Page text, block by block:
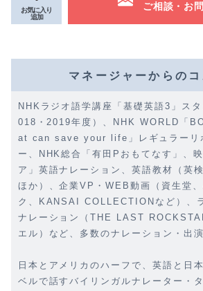
お気に入り
追加
ご相談・お
マネージャーからのコ
NHKラジオ語学講座「基礎英語3」ス
018・2019年度）、NHK WORLD「
at can save your life」レギュラーリ
ー、NHK総合「有田Pおもてなす」、
ア」英語ナレーション、英語教材（英
ほか）、企業VP・WEB動画（資生堂
ク、KANSAI COLLECTIONなど）、
ナレーション（THE LAST
エル）など、多数のナレーション・出
日本とアメリカのハーフで、英語と日
ベルで話すバイリンガルナレーター・